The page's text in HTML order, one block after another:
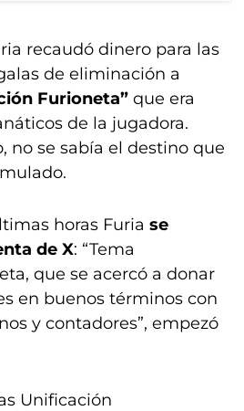
recaudó dinero para las
de eliminación a
Furioneta” que era
de la jugadora.
no se sabía el destino que
horas Furia se
de X: “Tema
que se acercó a donar
en buenos términos con
y contadores”, empezó
Unificación